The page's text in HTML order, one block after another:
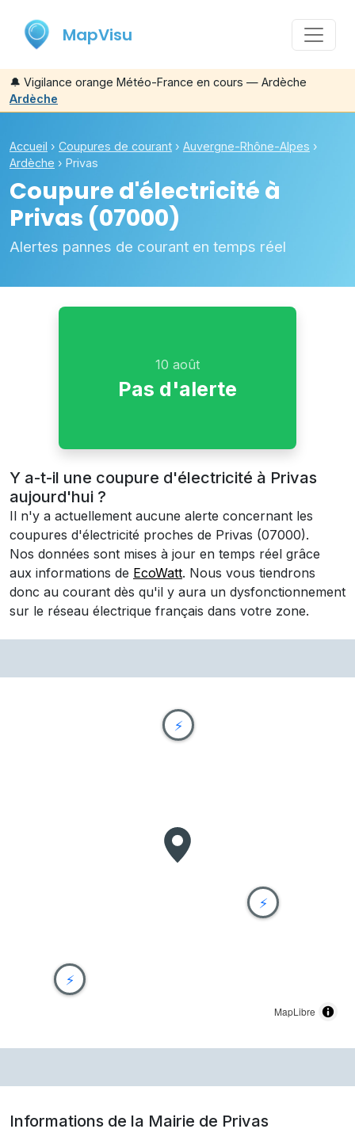
MapVisu
🔔 Vigilance orange Météo-France en cours — Ardèche
Ardèche
Accueil › Coupures de courant › Auvergne-Rhône-Alpes ›
Ardèche › Privas
Coupure d'électricité à
Privas (07000)
Alertes pannes de courant en temps réel
10 août
Pas d'alerte
Y a-t-il une coupure d'électricité à Privas
aujourd'hui ?
Il n'y a actuellement aucune alerte concernant les
coupures d'électricité proches de Privas (07000).
Nos données sont mises à jour en temps réel grâce
aux informations de EcoWatt. Nous vous tiendrons
donc au courant dès qu'il y aura un dysfonctionnement
sur le réseau électrique français dans votre zone.
⚡
⚡
⚡
MapLibre
Informations de la Mairie de Privas